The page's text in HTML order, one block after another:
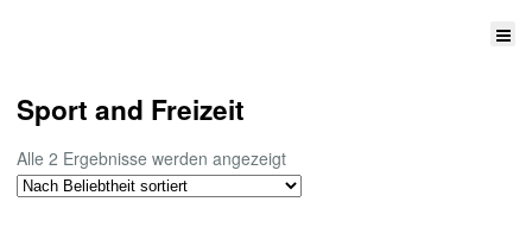
Sport and Freizeit
Alle 2 Ergebnisse werden angezeigtNach
Beliebtheit